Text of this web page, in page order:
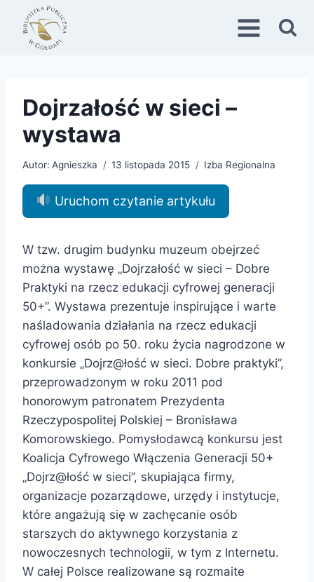
Przejdź
treści
Dojrzałość w sieci –
wystawa
Autor: Agnieszka 13 listopada 2015 Izba Regionalna
Uruchom czytanie artykułu
W tzw. drugim budynku muzeum obejrzeć
można wystawę „Dojrzałość w sieci – Dobre
Praktyki na rzecz edukacji cyfrowej generacji
50+”. Wystawa prezentuje inspirujące i warte
naśladowania działania na rzecz edukacji
cyfrowej osób po 50. roku życia nagrodzone w
konkursie „Dojrz@łość w sieci. Dobre praktyki”,
przeprowadzonym w roku 2011 pod
honorowym patronatem Prezydenta
Rzeczypospolitej Polskiej – Bronisława
Komorowskiego. Pomysłodawcą konkursu jest
Koalicja Cyfrowego Włączenia Generacji 50+
„Dojrz@łość w sieci”, skupiająca firmy,
organizacje pozarządowe, urzędy i instytucje,
które angażują się w zachęcanie osób
starszych do aktywnego korzystania z
nowoczesnych technologii, w tym z Internetu.
W całej Polsce realizowane są rozmaite